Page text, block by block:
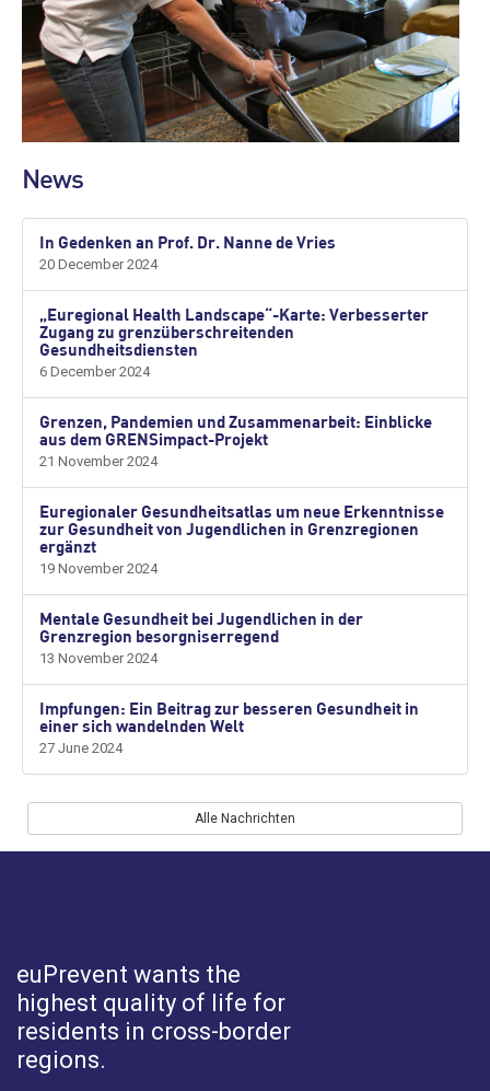
News
In Gedenken an Prof. Dr. Nanne de Vries
20 December 2024
„Euregional Health Landscape“-Karte: Verbesserter
Zugang zu grenzüberschreitenden
Gesundheitsdiensten
6 December 2024
Grenzen, Pandemien und Zusammenarbeit: Einblicke
aus dem GRENSimpact-Projekt
21 November 2024
Euregionaler Gesundheitsatlas um neue Erkenntnisse
zur Gesundheit von Jugendlichen in Grenzregionen
ergänzt
19 November 2024
Mentale Gesundheit bei Jugendlichen in der
Grenzregion besorgniserregend
13 November 2024
Impfungen: Ein Beitrag zur besseren Gesundheit in
einer sich wandelnden Welt
27 June 2024
Alle Nachrichten
euPrevent wants the
highest quality of life for
residents in cross-border
regions.